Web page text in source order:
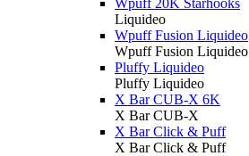
Wpuff 20K Starhooks
Liquideo
Wpuff Fusion Liquideo
Wpuff Fusion Liquideo
Pluffy Liquideo
Pluffy Liquideo
X Bar CUB-X 6K
X Bar CUB-X
X Bar Click & Puff
X Bar Click & Puff